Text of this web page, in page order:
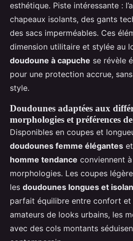
esthétique. Piste intéressante :
chapeaux isolants, des gants
des sacs imperméables. Ces
dimension utilitaire et stylée au
doudoune à capuche se révèle
pour une protection accrue,
style.
Doudounes adaptées aux
morphologies et préférences
Disponibles en coupes et
doudounes femme élégantes et
homme tendance conviennent
morphologies. Les coupes
les doudounes longues et
parfait équilibre entre confort et
amateurs de looks urbains, les
avec des cols montants